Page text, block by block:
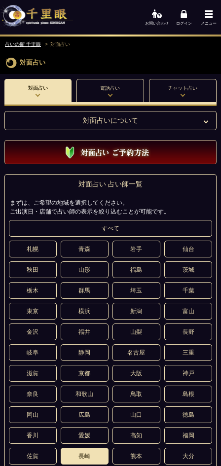
お問い合わせ ログイン メニュー
占いの館 千里眼 対面占い
対面占い
対面占い 電話占い チャット占い
対面占いについて
対面占い 占い師一覧
まずは、ご希望の地域を選択してください。
ご出演日・店舗で占い師の表示を絞り込むことが可能です。
すべて
札幌 青森 岩手 仙台
秋田 山形 福島 茨城
栃木 群馬 埼玉 千葉
東京 横浜 新潟 富山
金沢 福井 山梨 長野
岐阜 静岡 名古屋 三重
滋賀 京都 大阪 神戸
奈良 和歌山 鳥取 島根
岡山 広島 山口 徳島
香川 愛媛 高知 福岡
佐賀 長崎 熊本 大分